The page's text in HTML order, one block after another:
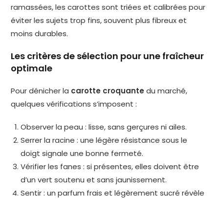
ramassées, les carottes sont triées et calibrées pour
éviter les sujets trop fins, souvent plus fibreux et
moins durables.
Les critères de sélection pour une fraîcheur
optimale
Pour dénicher la carotte croquante du marché,
quelques vérifications s’imposent :
Observer la peau : lisse, sans gerçures ni ailes.
Serrer la racine : une légère résistance sous le
doigt signale une bonne fermeté.
Vérifier les fanes : si présentes, elles doivent être
d’un vert soutenu et sans jaunissement.
Sentir : un parfum frais et légèrement sucré révèle